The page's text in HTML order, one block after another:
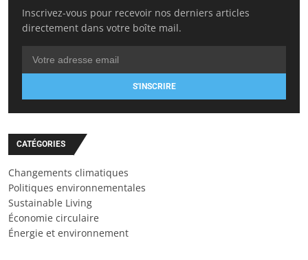
Inscrivez-vous pour recevoir nos derniers articles
directement dans votre boîte mail.
S'INSCRIRE
CATÉGORIES
Changements climatiques
Politiques environnementales
Sustainable Living
Économie circulaire
Énergie et environnement